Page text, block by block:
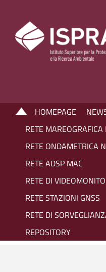
HOMEPAGE
RETE
RETE ONDAMETRICA
RETE ADSP MAC
RETE DI
RETE STAZIONI GNSS
RETE DI
REPOSITORY